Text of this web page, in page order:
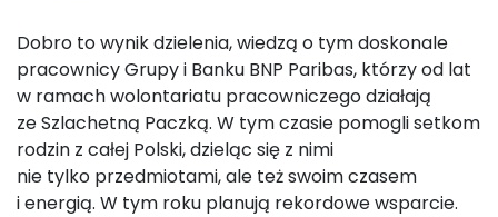
Dobro to wynik dzielenia, wiedzą o tym doskonale
pracownicy Grupy i Banku BNP Paribas, którzy od lat
w ramach wolontariatu pracowniczego działają
ze Szlachetną Paczką. W tym czasie pomogli setkom
rodzin z całej Polski, dzieląc się z nimi
nie tylko przedmiotami, ale też swoim czasem
i energią. W tym roku planują rekordowe wsparcie.